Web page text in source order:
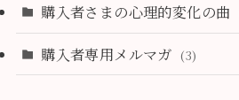
購入者さまの心理的変化の曲
購入者専用メルマガ (3)